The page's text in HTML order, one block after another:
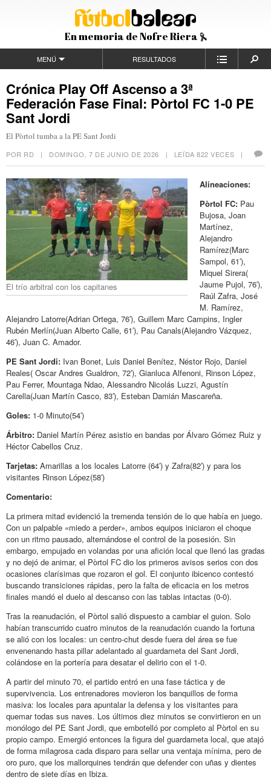
En memoria de Nofre Riera
MENÚ RESULTADOS
Crónica Play Off Ascenso a 3ª
Federación Fase Final: Pòrtol FC 1-0 PE
Sant Jordi
El Pòrtol tumba a la PE Sant Jordi
POR RD | DOMINGO, 7 DE JUNIO DE 2026 | LEÍDA 822 VECES |
El trío arbitral con los capitanes
Alineaciones:
Pòrtol FC: Pau
Bujosa, Joan
Martínez,
Alejandro
Ramírez(Marc
Sampol, 61′),
Miquel Sirera(
Jaume Pujol, 76′),
Raúl Zafra, José
M. Ramírez,
Alejandro Latorre(Adrian Ortega, 76′), Guillem Marc Campins, Ingler
Rubén Merlín(Juan Alberto Calle, 61′), Pau Canals(Alejandro Vázquez,
46′), Juan C. Amador.
PE Sant Jordi: Ivan Bonet, Luis Daniel Benítez, Néstor Rojo, Daniel
Reales( Oscar Andres Gualdron, 72′), Gianluca Alfenoni, Rinson López,
Pau Ferrer, Mountaga Ndao, Alessandro Nicolás Luzzi, Agustín
Carella(Juan Martín Casco, 83′), Esteban Damián Mascareña.
Goles: 1-0 Minuto(54′)
Árbitro: Daniel Martín Pérez asistio en bandas por Álvaro Gómez Ruiz y
Héctor Cabellos Cruz.
Tarjetas: Amarillas a los locales Latorre (64′) y Zafra(82′) y para los
visitantes Rinson López(58′)
Comentario:
La primera mitad evidenció la tremenda tensión de lo que había en juego.
Con un palpable «miedo a perder», ambos equipos iniciaron el choque
con un ritmo pausado, alternándose el control de la posesión. Sin
embargo, empujado en volandas por una afición local que llenó las gradas
y no dejó de animar, el Pòrtol FC dio los primeros avisos serios con dos
ocasiones clarísimas que rozaron el gol. El conjunto ibicenco contestó
buscando transiciones rápidas, pero la falta de eficacia en los metros
finales mandó el duelo al descanso con las tablas intactas (0-0).
Tras la reanudación, el Pòrtol salió dispuesto a cambiar el guion. Solo
habían transcurrido cuatro minutos de la reanudación cuando la fortuna
se alió con los locales: un centro-chut desde fuera del área se fue
envenenando hasta pillar adelantado al guardameta del Sant Jordi,
colándose en la portería para desatar el delirio con el 1-0.
A partir del minuto 70, el partido entró en una fase táctica y de
supervivencia. Los entrenadores movieron los banquillos de forma
masiva: los locales para apuntalar la defensa y los visitantes para
quemar todas sus naves. Los últimos diez minutos se convirtieron en un
monólogo del PE Sant Jordi, que embotelló por completo al Pòrtol en su
propio campo. Emergió entonces la figura del guardameta local, que atajó
de forma milagrosa cada disparo para sellar una ventaja mínima, pero de
oro puro, que los mallorquines tendrán que defender con uñas y dientes
dentro de siete días en Ibiza.